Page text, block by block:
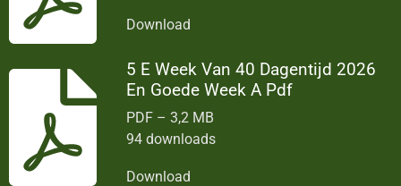
Download
5 E Week Van 40 Dagentijd 2026
En Goede Week A Pdf
PDF – 3,2 MB
94 downloads
Download